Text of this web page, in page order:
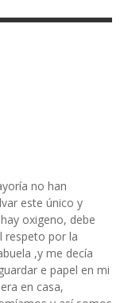
no han
este único y
oxigeno, debe
respeto por la
,y me decía
e papel en mi
en casa,